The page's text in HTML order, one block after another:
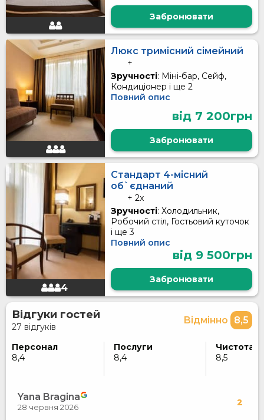
Забронювати
Люкс тримісний сімейний
+
Зручності: Міні-бар, Сейф,
Кондиціонер і ще 2
Повний опис
від 7 200грн
Забронювати
4
Стандарт 4-місний
об`єднаний
+ 2x
Зручності: Холодильник,
Робочий стіл, Гостьовий куточок
і ще 3
Повний опис
від 9 500грн
Забронювати
Відгуки гостей
27 відгуків
Відмінно 8,5
Персонал
8,4
Послуги
8,4
Чистота
8,5
Yana Bragina 2
28 червня 2026